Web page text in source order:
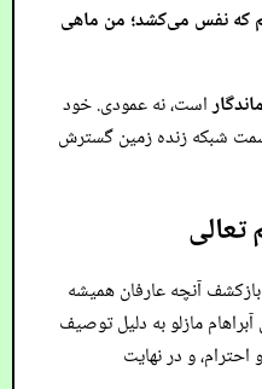
که نفس می‌کشد؛ من ماهی
است، نه عمودی. خود
شبکه زنده زمین گسترش
آنچه عارفان همیشه
مازلو به دلیل توصیف
احترام، و در نهایت